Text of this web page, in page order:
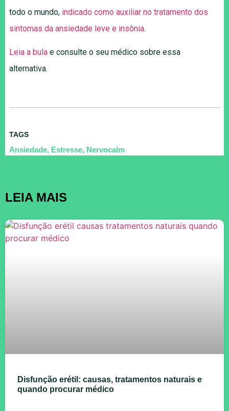
todo o mundo, indicado como auxiliar no tratamento dos
sintomas da ansiedade leve e insônia.
Leia a bula e consulte o seu médico sobre essa
alternativa.
TAGS
Ansiedade, Estresse, Nervocalm
LEIA MAIS
Disfunção erétil: causas, tratamentos naturais e
quando procurar médico